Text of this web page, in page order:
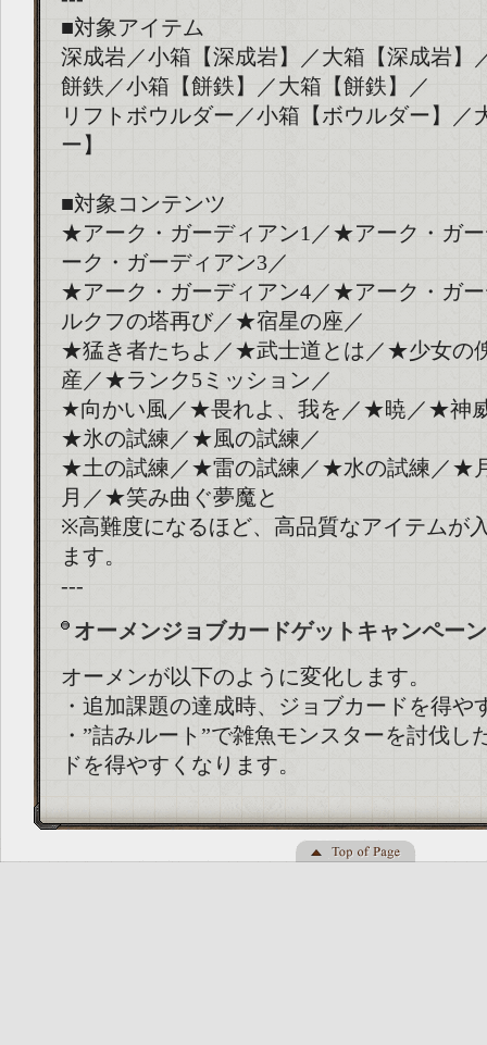
■対象アイテム
深成岩／小箱【深成岩】／大箱【深成岩】
餅鉄／小箱【餅鉄】／大箱【餅鉄】／
リフトボウルダー／小箱【ボウルダー】／
ー】
■対象コンテンツ
★アーク・ガーディアン1／★アーク・ガ
ーク・ガーディアン3／
★アーク・ガーディアン4／★アーク・ガ
ルクフの塔再び／★宿星の座／
★猛き者たちよ／★武士道とは／★少女の
産／★ランク5ミッション／
★向かい風／★畏れよ、我を／★暁／★神
★氷の試練／★風の試練／
★土の試練／★雷の試練／★水の試練／★
月／★笑み曲ぐ夢魔と
※高難度になるほど、高品質なアイテムが
ます。
---
オーメンジョブカードゲットキャンペーン
オーメンが以下のように変化します。
・追加課題の達成時、ジョブカードを得や
・”詰みルート”で雑魚モンスターを討伐し
ドを得やすくなります。